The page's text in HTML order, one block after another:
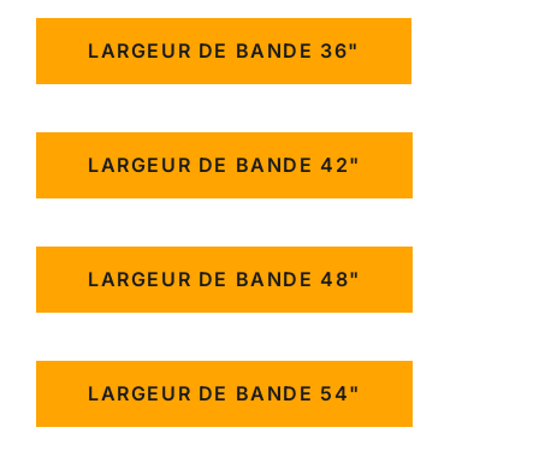
LARGEUR DE BANDE 36"
LARGEUR DE BANDE 42"
LARGEUR DE BANDE 48"
LARGEUR DE BANDE 54"